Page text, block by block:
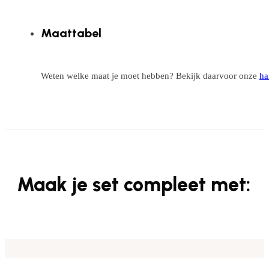
Maattabel
Weten welke maat je moet hebben? Bekijk daarvoor onze
Maak je set compleet met: